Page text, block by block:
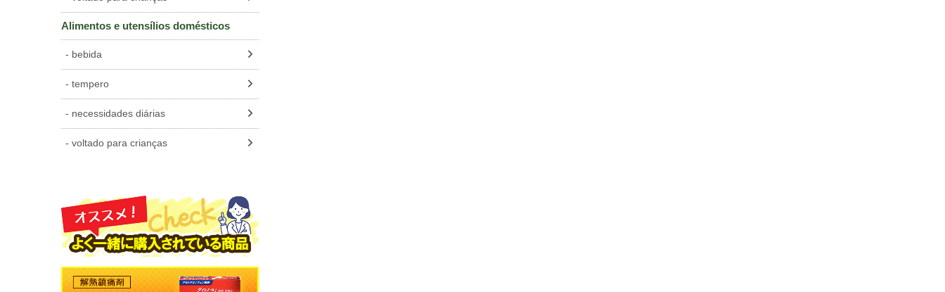
Alimentos e utensílios domésticos
bebida
tempero
necessidades diárias
voltado para crianças